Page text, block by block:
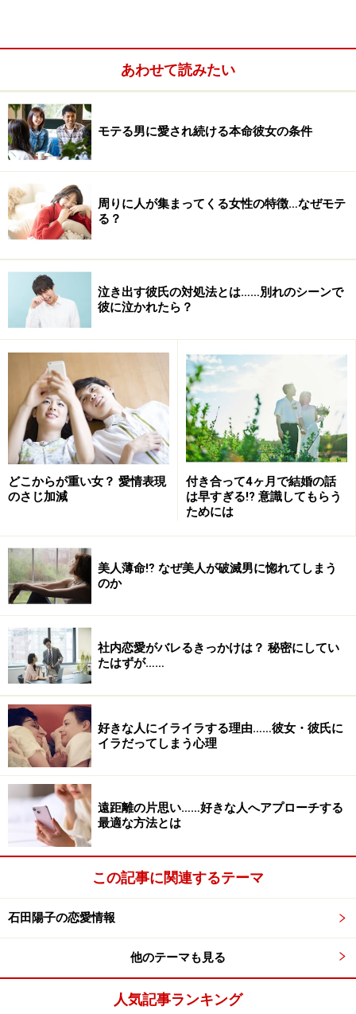
流す29歳の彼。Ａさんが特別なわけではなく、結婚願望
が強い彼女と、結婚に積極的でない男性のカップルは多
く、そうかと思えば付き合ってすぐに結婚を意識するカ
ップルもいます。
彼とはうまくいってるけど、できれば早く彼に“その
気”になってもらい早く結婚したい。彼を“その気”にさせ
るには、どうしたらいいのか？ ということ。また、「結
婚したいと焦ってはいけないのですか？」という質問に
も答えたいと思います。
結婚を焦る気持ち、どう抑える？
彼がのぞんでいることは？ 彼にとって理想の結婚とは
結婚相談所のアドバイザーの方々から話を聞いたとき
に、結婚したいなら「自分のことを客観的に見ること」
「相手にばかり求めるのではなく、自分を変える努力を
すること」が大事だということを教わりました。
そのアドバイスは、これから相手を見つける人に向けた
のものですが、Ａさんのように「この彼と結婚したい」
と相手がいる場合にも有効。「自分のことを客観的に見
ること」は、「冷静に２人の距離感、結婚に対する温度
差を見つめ直す」ということが当てはまると思います。
恋愛マニュアル等には「男は○○だから」「男とは～」
と、男性の心理を紹介していますが、Ａさんにとって一
番大事なのは彼の気持ち。身近な人達の結婚や出産で刺
激を受けたとしても、まずは彼のことを誰よりも理解し
て、彼が必要としているパートナー、理想の結婚につい
あわせて読みたい
モテる男に愛され続ける本命彼女の条件
周りに人が集まってくる女性の特徴…なぜモテ
る？
泣き出す彼氏の対処法とは……別れのシーンで
彼に泣かれたら？
どこからが重い女？ 愛情表現
のさじ加減
付き合って4ヶ月で結婚の話
は早すぎる!? 意識してもらう
ためには
美人薄命⁉ なぜ美人が破滅男に惚れてしまう
のか
社内恋愛がバレるきっかけは？ 秘密にしてい
たはずが……
好きな人にイライラする理由……彼女・彼氏に
イラだってしまう心理
遠距離の片思い……好きな人へアプローチする
最適な方法とは
この記事に関連するテーマ
石田陽子の恋愛情報
他のテーマも見る
人気記事ランキング